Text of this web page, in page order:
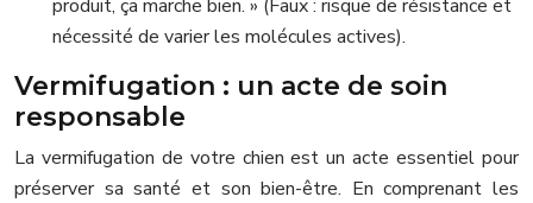
produit, ça marche bien. » (Faux : risque de résistance et
nécessité de varier les molécules actives).
Vermifugation : un acte de soin
responsable
La vermifugation de votre chien est un acte essentiel pour
préserver sa santé et son bien-être. En comprenant les